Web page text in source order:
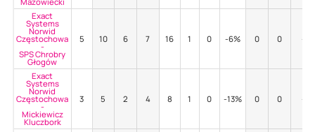
Exact
Systems
Norwid
Częstochowa
-
SPS Chrobry
Głogów
5 10 6 7 16 1 0 -6% 0 0 -
Exact
Systems
Norwid
Częstochowa
-
Mickiewicz
Kluczbork
3 5 2 4 8 1 0 -13% 0 0 -